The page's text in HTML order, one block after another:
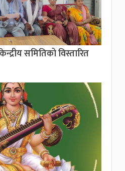
समितिको विस्तारित